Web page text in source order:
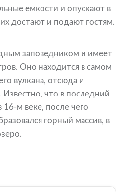
емкости и опускают в
достают и подают гостям.
заповедником и имеет
Оно находится в самом
вулкана, отсюда и
Известно, что в последний
16-м веке, после чего
горный массив, в